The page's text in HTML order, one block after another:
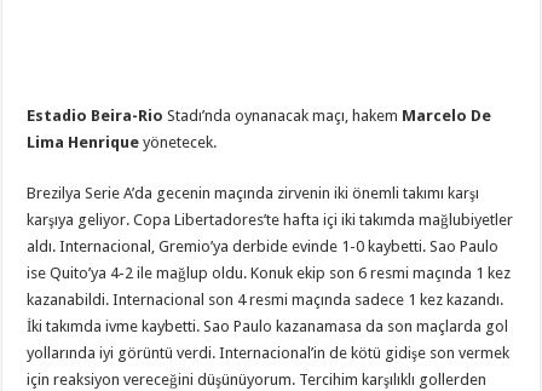
Estadio Beira-Rio Stadı’nda oynanacak maçı, hakem Marcelo De
Lima Henrique yönetecek.
Brezilya Serie A’da gecenin maçında zirvenin iki önemli takımı karşı
karşıya geliyor. Copa Libertadores’te hafta içi iki takımda mağlubiyetler
aldı. Internacional, Gremio’ya derbide evinde 1-0 kaybetti. Sao Paulo
ise Quito’ya 4-2 ile mağlup oldu. Konuk ekip son 6 resmi maçında 1 kez
kazanabildi. Internacional son 4 resmi maçında sadece 1 kez kazandı.
İki takımda ivme kaybetti. Sao Paulo kazanamasa da son maçlarda gol
yollarında iyi görüntü verdi. Internacional’in de kötü gidişe son vermek
için reaksiyon vereceğini düşünüyorum. Tercihim karşılıklı gollerden